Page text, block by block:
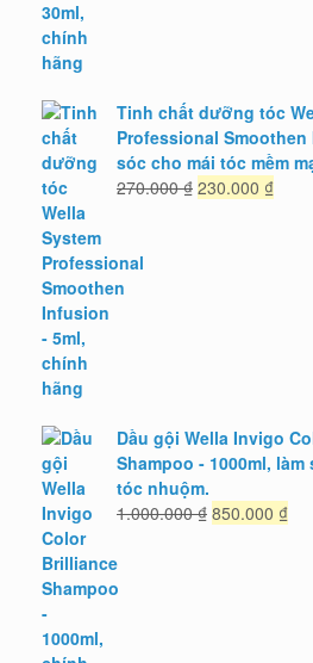
Tinh chất dưỡng tóc
Professional
sóc cho mái tóc mềm
270.000₫ Giá
230.000 ₫Giá
Dầu gội Wella Invigo
Shampoo - 1000ml,
tóc nhuộm.
1.000.000₫ Giá
850.000 ₫Giá